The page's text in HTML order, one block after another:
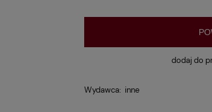
dodaj do
Wydawca: inne